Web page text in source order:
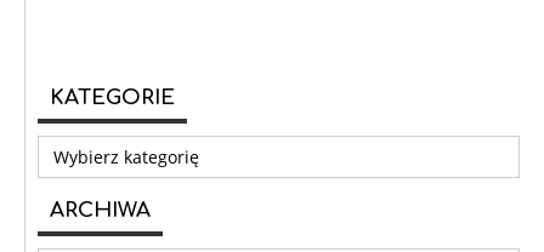
KATEGORIE
Kategorie
ARCHIWA